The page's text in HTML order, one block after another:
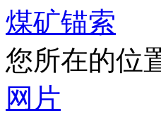
煤矿锚索
您所在的位
网片